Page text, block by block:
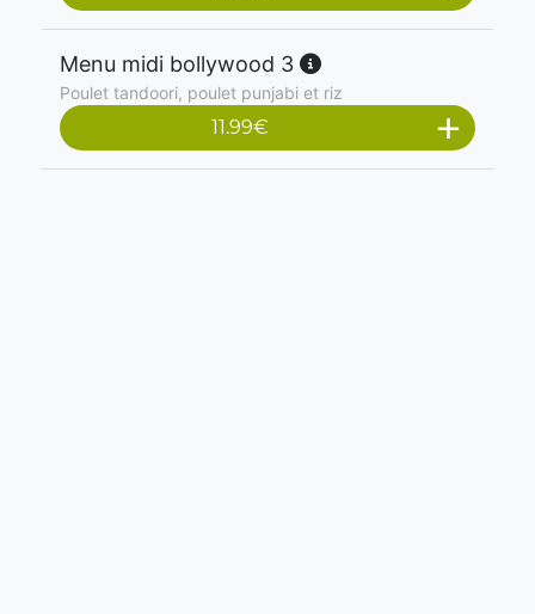
Menu midi bollywood 3
Poulet tandoori, poulet punjabi et riz
11.99€